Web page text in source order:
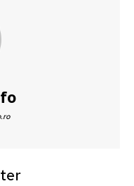
cu Smartinfo.
din mobilitate pentru